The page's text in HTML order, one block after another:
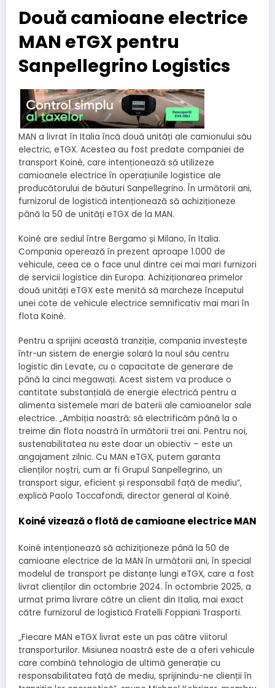
Două camioane electrice
MAN eTGX pentru
Sanpellegrino Logistics
MAN a livrat în Italia încă două unități ale camionului său
electric, eTGX. Acestea au fost predate companiei de
transport Koinè, care intenționează să utilizeze
camioanele electrice în operațiunile logistice ale
producătorului de băuturi Sanpellegrino. În următorii ani,
furnizorul de logistică intenționează să achiziționeze
până la 50 de unități eTGX de la MAN.
Koiné are sediul între Bergamo și Milano, în Italia.
Compania operează în prezent aproape 1.000 de
vehicule, ceea ce o face unul dintre cei mai mari furnizori
de servicii logistice din Europa. Achiziționarea primelor
două unități eTGX este menită să marcheze începutul
unei cote de vehicule electrice semnificativ mai mari în
flota Koiné.
Pentru a sprijini această tranziție, compania investește
într-un sistem de energie solară la noul său centru
logistic din Levate, cu o capacitate de generare de
până la cinci megawați. Acest sistem va produce o
cantitate substanțială de energie electrică pentru a
alimenta sistemele mari de baterii ale camioanelor sale
electrice. „Ambiția noastră: să electrificăm până la o
treime din flota noastră în următorii trei ani. Pentru noi,
sustenabilitatea nu este doar un obiectiv – este un
angajament zilnic. Cu MAN eTGX, putem garanta
clienților noștri, cum ar fi Grupul Sanpellegrino, un
transport sigur, eficient și responsabil față de mediu”,
explică Paolo Toccafondi, director general al Koiné.
Koiné vizează o flotă de camioane electrice MAN
Koiné intenționează să achiziționeze până la 50 de
camioane electrice de la MAN în următorii ani, în special
modelul de transport pe distanțe lungi eTGX, care a fost
livrat clienților din octombrie 2024. În octombrie 2025, a
urmat prima livrare către un client din Italia, mai exact
către furnizorul de logistică Fratelli Foppiani Trasporti.
„Fiecare MAN eTGX livrat este un pas către viitorul
transporturilor. Misiunea noastră este de a oferi vehicule
care combină tehnologia de ultimă generație cu
responsabilitatea față de mediu, sprijinindu-ne clienții în